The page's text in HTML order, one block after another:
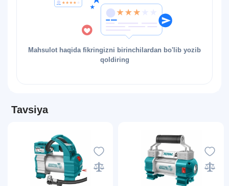
Mahsulot haqida fikringizni birinchilardan bo'lib yozib
qoldiring
Tavsiya